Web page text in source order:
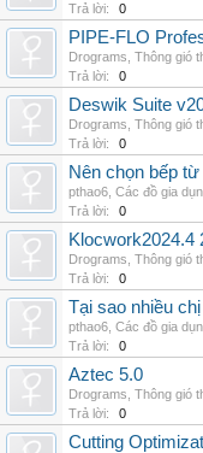
Trả lời:
0
PIPE-FLO
Drograms Thông gió
Trả lời:
0
Deswik Suite
Drograms Thông gió
Trả lời:
0
Nên chọn bếp
pthao6 Các đồ gia
Trả lời:
0
Klocwork2024.4
Drograms Thông gió
Trả lời:
0
Tại sao nhiều
pthao6 Các đồ gia
Trả lời:
0
Aztec 5.0
Drograms Thông gió
Trả lời:
0
Cutting